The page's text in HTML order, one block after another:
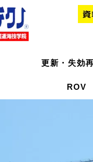
更新・失効
ROV
更新・失効
ROV